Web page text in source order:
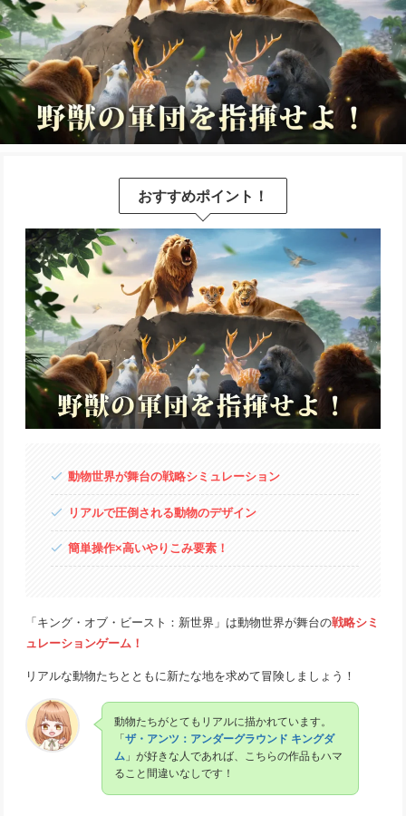
おすすめポイント！
動物世界が舞台の戦略シミュレーション
リアルで圧倒される動物のデザイン
簡単操作×高いやりこみ要素！
「キング・オブ・ビースト：新世界」は動物世界が舞台の戦略シミ
ュレーションゲーム！
リアルな動物たちとともに新たな地を求めて冒険しましょう！
動物たちがとてもリアルに描かれています。
「 ザ・アンツ：アンダーグラウンド キングダ
ム」が好きな人であれば、こちらの作品もハマ
ること間違いなしです！